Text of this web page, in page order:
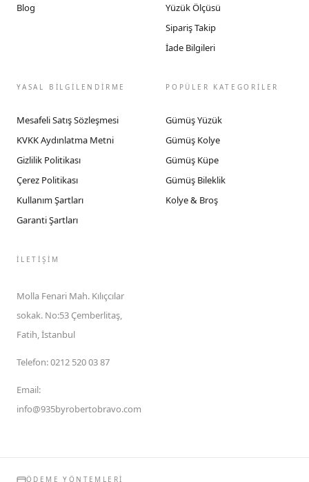
Blog
Yüzük Ölçüsü
Sipariş Takip
İade Bilgileri
YASAL BİLGİLENDİRME
Mesafeli Satış Sözleşmesi
KVKK Aydınlatma Metni
Gizlilik Politikası
Çerez Politikası
Kullanım Şartları
Garanti Şartları
POPÜLER KATEGORİLER
Gümüş Yüzük
Gümüş Kolye
Gümüş Küpe
Gümüş Bileklik
Kolye & Broş
İLETIŞIM
Molla Fenari Mah. Kılıçcılar
sokak. No:53 Çemberlitaş,
Fatih, İstanbul
Telefon:0212 520 03 87
Email:
info@935byrobertobravo.com
ÖDEME YÖNTEMLERI